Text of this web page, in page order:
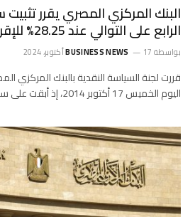
البنك المركزي المصري يقرر تثبيت
الرابع على التوالي عند 28.25% للإقراض و27.25% للإيداع
بواسطة BUSINESS NEWS 17 أكتوبر، 2024
قررت لجنة السياسة النقدية بالبنك المركزي
اليوم الخميس 17 أكتوبر 2014، إذ أبقت على سعري عائد…